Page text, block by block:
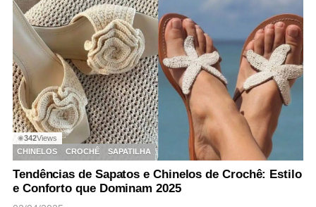
◉342Views
CHINELOS
CROCHÊ SAPATILHA
Tendências de Sapatos e Chinelos de Crochê: Estilo
e Conforto que Dominam 2025